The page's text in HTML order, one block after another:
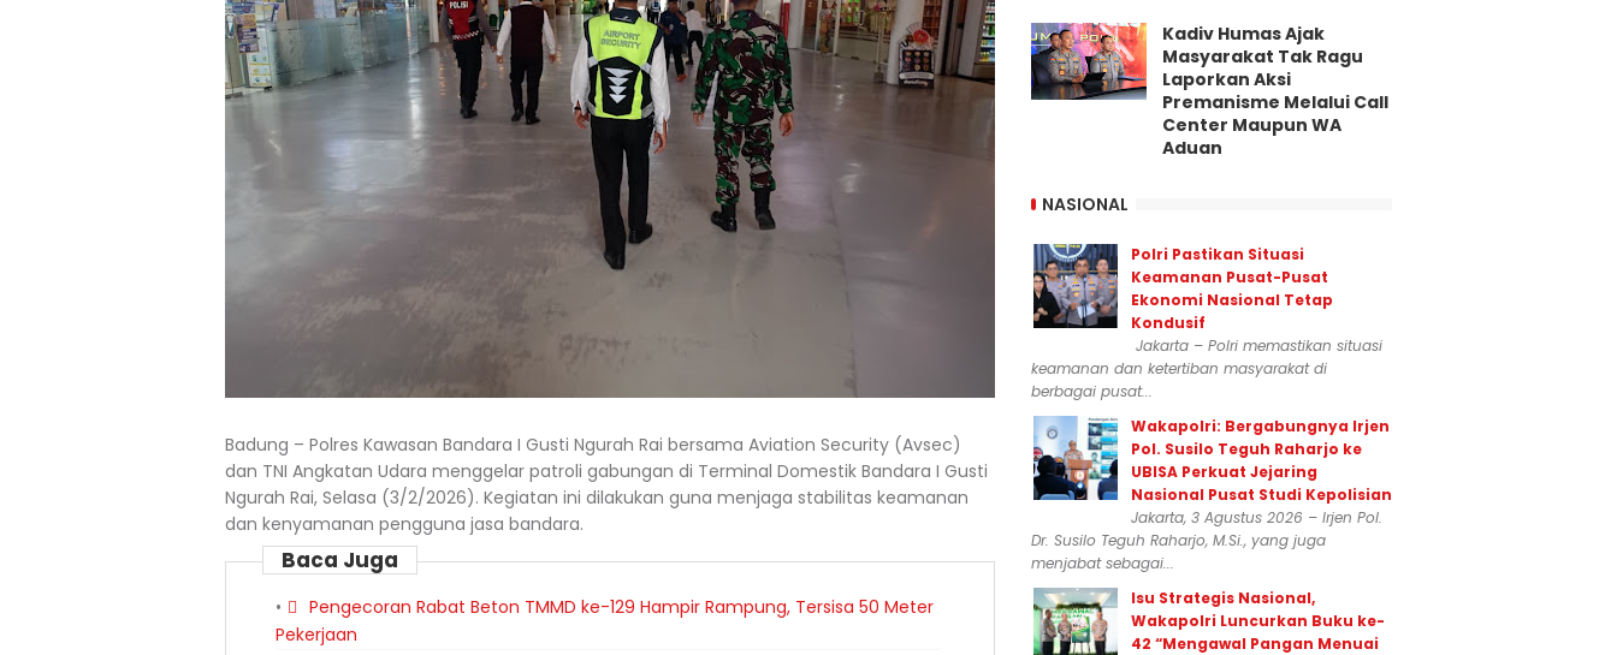
Badung – Polres Kawasan Bandara I Gusti Ngurah Rai bersama Aviation Security (Avsec)
dan TNI Angkatan Udara menggelar patroli gabungan di Terminal Domestik Bandara I Gusti
Ngurah Rai, Selasa (3/2/2026). Kegiatan ini dilakukan guna menjaga stabilitas keamanan
dan kenyamanan pengguna jasa bandara.
Baca Juga
Pengecoran Rabat Beton TMMD ke-129 Hampir Rampung, Tersisa 50 Meter
Pekerjaan
Kadiv Humas Ajak
Masyarakat Tak Ragu
Laporkan Aksi
Premanisme Melalui Call
Center Maupun WA
Aduan
NASIONAL
Polri Pastikan Situasi
Keamanan Pusat-Pusat
Ekonomi Nasional Tetap
Kondusif
Jakarta – Polri memastikan situasi
keamanan dan ketertiban masyarakat di
berbagai pusat...
Wakapolri: Bergabungnya Irjen
Pol. Susilo Teguh Raharjo ke
UBISA Perkuat Jejaring
Nasional Pusat Studi Kepolisian
Jakarta, 3 Agustus 2026 – Irjen Pol.
Dr. Susilo Teguh Raharjo, M.Si., yang juga
menjabat sebagai...
Isu Strategis Nasional,
Wakapolri Luncurkan Buku ke-
42 “Mengawal Pangan Menuai